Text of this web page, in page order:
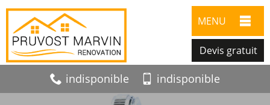
MENU
Devis gratuit
indisponible indisponible